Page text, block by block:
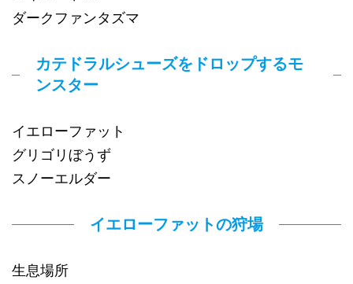
ダークファンタズマ
カテドラルシューズをドロップするモ
ンスター
イエローファット
グリゴリぼうず
スノーエルダー
イエローファットの狩場
生息場所